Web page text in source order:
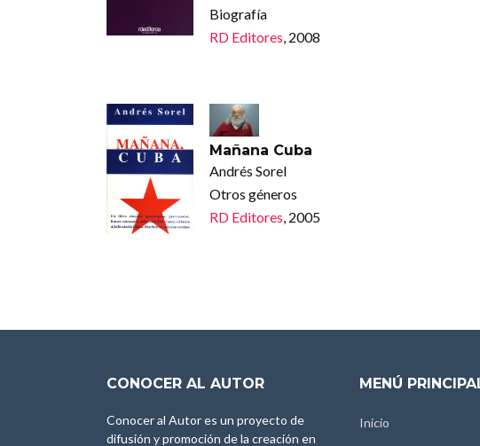
Biografía
RD Editores, 2008
Mañana Cuba
Andrés Sorel
Otros géneros
RD Editores, 2005
CONOCER AL AUTOR
Conocer al Autor es un proyecto de
difusión y promoción de la creación en
MENÚ
Inicio